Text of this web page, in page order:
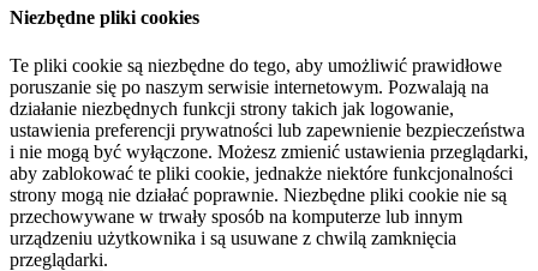
Niezbędne pliki cookies
Te pliki cookie są niezbędne do tego, aby umożliwić prawidłowe
poruszanie się po naszym serwisie internetowym. Pozwalają na
działanie niezbędnych funkcji strony takich jak logowanie,
ustawienia preferencji prywatności lub zapewnienie bezpieczeństwa
i nie mogą być wyłączone. Możesz zmienić ustawienia przeglądarki,
aby zablokować te pliki cookie, jednakże niektóre funkcjonalności
strony mogą nie działać poprawnie. Niezbędne pliki cookie nie są
przechowywane w trwały sposób na komputerze lub innym
urządzeniu użytkownika i są usuwane z chwilą zamknięcia
przeglądarki.